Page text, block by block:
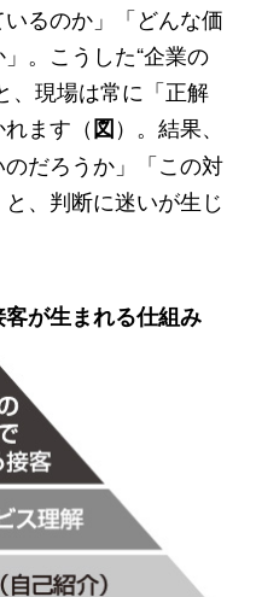
るのか」「どんな価
。こうした“企業の
、現場は常に「正解
ます（図）。結果、
のだろうか」「この対
、判断に迷いが生じ
が生まれる仕組み